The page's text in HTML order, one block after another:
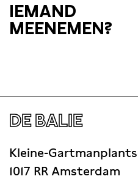
IEMAND
MEENEMEN?
DE BALIE
Kleine-
1017 RR Amsterdam